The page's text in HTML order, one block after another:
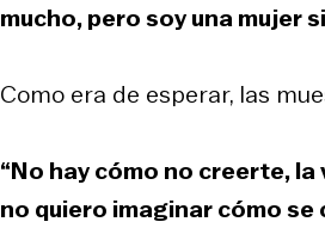
mucho, pero soy una mujer
Como era de esperar, las
“No hay cómo no creerte,
no quiero imaginar cómo